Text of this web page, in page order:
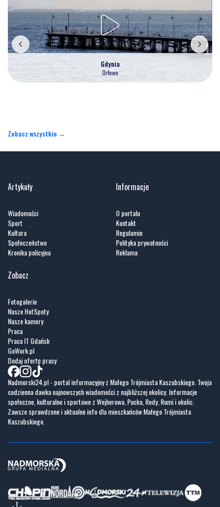
Gdynia
Orłowo
Zobacz wszystkie →
Artykuły
Wiadomości
Sport
Kultura
Społeczeństwo
Kronika policyjna
Informacje
O portalu
Kontakt
Regulamin
Polityka prywatności
Reklama
Zobacz
Fotogalerie
Nasze HotSpoty
Nasze kamery
Praca
Praca IT Gdańsk
GoWork.pl
Dodaj ofertę pracy
Nadmorski24.pl - portal informacyjny z Małego Trójmiasta Kaszubskiego. Twoja
codzienna dawka najnowszych wiadomości z najbliższej okolicy. Informacje
społeczne, kulturalne i sportowe z Wejherowa, Pucka, Redy, Rumi i okolic.
Zawsze sprawdzone i aktualne info dla mieszkańców Małego Trójmiasta
Kaszubskiego.